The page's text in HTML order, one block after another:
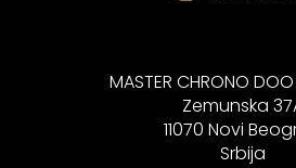
MASTER CHRONO
Zemunska
11070 Novi
Srbija